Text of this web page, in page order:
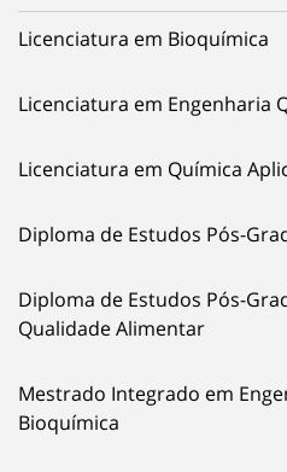
Licenciatura em Bioquímica
Licenciatura em Engenharia
Licenciatura em Química
Diploma de Estudos Pós-
Diploma de Estudos Pós-
Qualidade Alimentar
Mestrado Integrado em
Bioquímica